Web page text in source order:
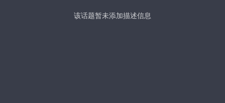
该话题暂未添加描述信息